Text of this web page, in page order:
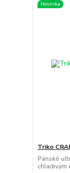
Novinka
Triko
Pánské
chladivým